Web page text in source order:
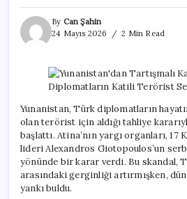
By Can Şahin
24 Mayıs 2026
2 Min Read
Yunanistan, Türk diplomatların
olan terörist için aldığı tahliye
başlattı. Atina’nın yargı organları,
lideri Alexandros Giotopoulos’un
yönünde bir karar verdi. Bu skandal,
arasındaki gerginliği artırmışken,
yankı buldu.